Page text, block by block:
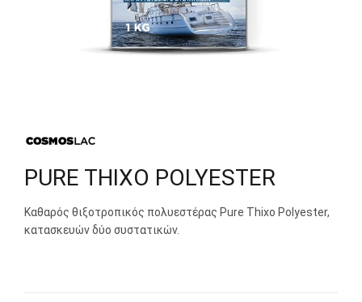
PURE THIXO POLYESTER
Καθαρός θιξοτροπικός πολυεστέρας Pure Thixo Polyester,
κατασκευών δύο συστατικών.